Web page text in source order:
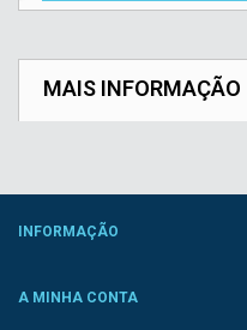
MAIS INFORMAÇÃO
INFORMAÇÃO
A MINHA CONTA